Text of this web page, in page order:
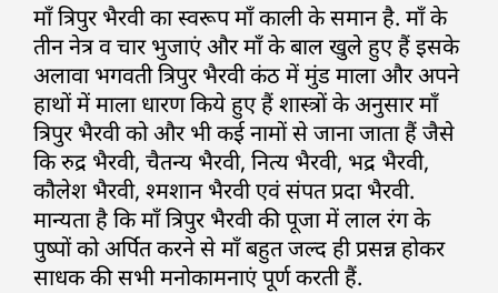
माँ त्रिपुर भैरवी का स्वरूप माँ काली के समान है. माँ के
तीन नेत्र व चार भुजाएं और माँ के बाल खुले हुए हैं इसके
अलावा भगवती त्रिपुर भैरवी कंठ में मुंड माला और अपने
हाथों में माला धारण किये हुए हैं शास्त्रों के अनुसार माँ
त्रिपुर भैरवी को और भी कई नामों से जाना जाता हैं जैसे
कि रुद्र भैरवी, चैतन्य भैरवी, नित्य भैरवी, भद्र भैरवी,
कौलेश भैरवी, श्मशान भैरवी एवं संपत प्रदा भैरवी.
मान्यता है कि माँ त्रिपुर भैरवी की पूजा में लाल रंग के
पुष्पों को अर्पित करने से माँ बहुत जल्द ही प्रसन्न होकर
साधक की सभी मनोकामनाएं पूर्ण करती हैं.